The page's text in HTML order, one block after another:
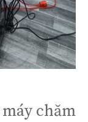
chăm